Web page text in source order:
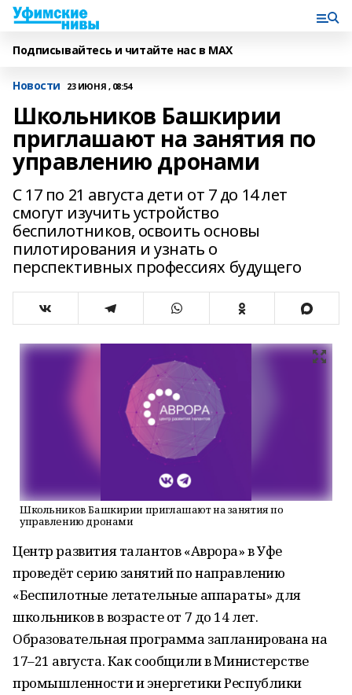
Подписывайтесь и читайте нас в MAX
Новости 23 ИЮНЯ , 08:54
Школьников Башкирии
приглашают на занятия по
управлению дронами
С 17 по 21 августа дети от 7 до 14 лет
смогут изучить устройство
беспилотников, освоить основы
пилотирования и узнать о
перспективных профессиях будущего
Школьников Башкирии приглашают на занятия по
управлению дронами
Центр развития талантов «Аврора» в Уфе
проведёт серию занятий по направлению
«Беспилотные летательные аппараты» для
школьников в возрасте от 7 до 14 лет.
Образовательная программа запланирована на
17–21 августа. Как сообщили в Министерстве
промышленности и энергетики Республики